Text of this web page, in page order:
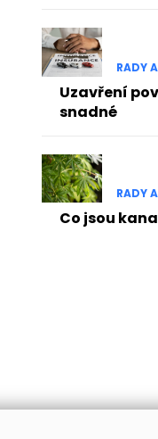
RADY
Uzavření
snadné
RADY
Co jsou